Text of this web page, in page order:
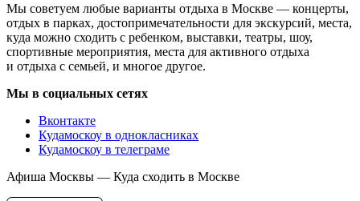
Мы советуем любые варианты отдыха в Москве — концерты,
отдых в парках, достопримечательности для экскурсий, места,
куда можно сходить с ребенком, выставки, театры, шоу,
спортивные мероприятия, места для активного отдыха
и отдыха с семьей, и многое другое.
Мы в социальных сетях
Вконтакте
Кудамоскоу в однокласниках
Кудамоскоу в телеграме
Афиша Москвы — Куда сходить в Москве